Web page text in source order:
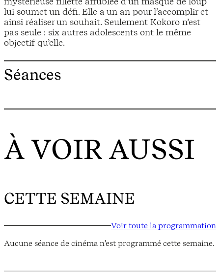
lui soumet un défi. Elle a un an pour l’accomplir et
ainsi réaliser un souhait. Seulement Kokoro n’est
pas seule : six autres adolescents ont le même
objectif qu’elle.
Séances
À VOIR AUSSI
CETTE SEMAINE
Voir toute la programmation
Aucune séance de cinéma n'est programmé cette semaine.